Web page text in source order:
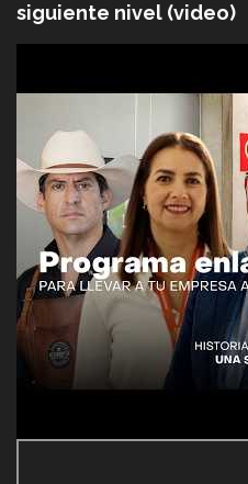
siguiente nivel (video)